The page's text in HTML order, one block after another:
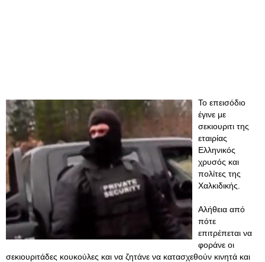
Το επεισόδιο
έγινε με
σεκιουριτι της
εταιρίας
Ελληνικός
χρυσός και
πολίτες της
Χαλκιδικής.
Αλήθεια από
πότε
επιτρέπεται να
φοράνε οι
σεκιουριτάδες κουκούλες και να ζητάνε να κατασχεθούν κινητά και